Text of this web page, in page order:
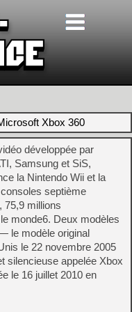
Xbox 360
développée par
Samsung et SiS,
la Nintendo Wii et la
septième
75,9 millions
monde6. Deux modèles
le modèle original
le 22 novembre 2005
silencieuse appelée Xbox
le 16 juillet 2010 en